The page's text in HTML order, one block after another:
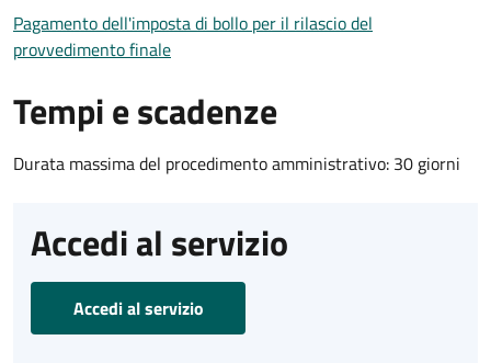
Pagamento dell'imposta di bollo per il rilascio del
provvedimento finale
Tempi e scadenze
Durata massima del procedimento amministrativo: 30 giorni
Accedi al servizio
Accedi al servizio